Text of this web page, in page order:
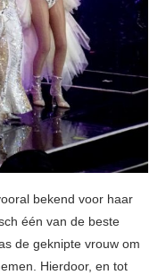
bekend voor haar
één van de beste
de geknipte vrouw om
Hierdoor, en tot